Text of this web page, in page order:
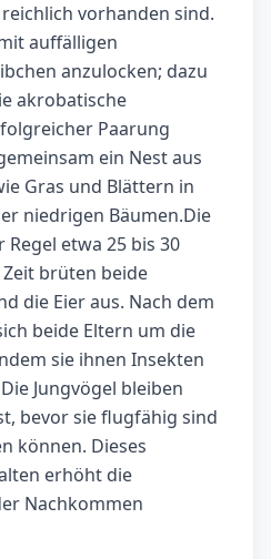
vorhanden sind.
auffälligen
anzulocken; dazu
akrobatische
Paarung
ein Nest aus
Gras und Blättern in
niedrigen Bäumen.Die
etwa 25 bis 30
brüten beide
die Eier aus. Nach dem
beide Eltern um die
sie ihnen Insekten
Jungvögel bleiben
bevor sie flugfähig sind
können. Dieses
erhöht die
Nachkommen